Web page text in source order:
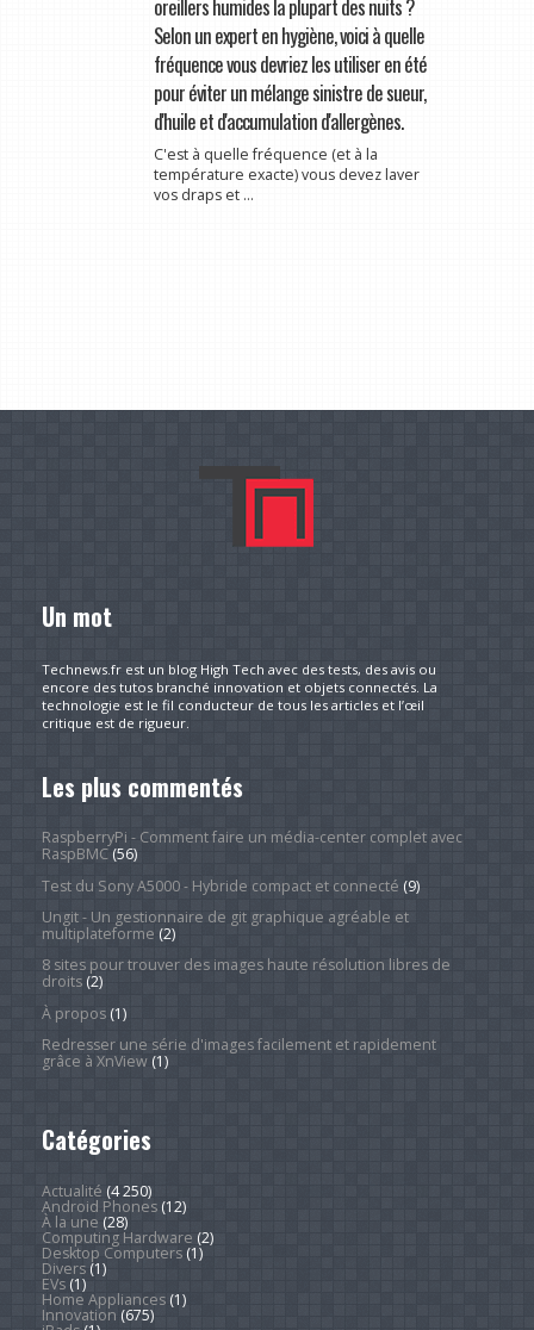
oreillers humides la plupart des nuits ?
Selon un expert en hygiène, voici à quelle
fréquence vous devriez les utiliser en été
pour éviter un mélange sinistre de sueur,
d'huile et d'accumulation d'allergènes.
C'est à quelle fréquence (et à la
température exacte) vous devez laver
vos draps et ...
Un mot
Technews.fr est un blog High Tech avec des tests, des avis ou
encore des tutos branché innovation et objets connectés. La
technologie est le fil conducteur de tous les articles et l’œil
critique est de rigueur.
Les plus commentés
RaspberryPi - Comment faire un média-center complet avec
RaspBMC(56)
Test du Sony A5000 - Hybride compact et connecté (9)
Ungit - Un gestionnaire de git graphique agréable et
multiplateforme (2)
8 sites pour trouver des images haute résolution libres de
droits(2)
À propos(1)
Redresser une série d'images facilement et rapidement
grâce à XnView(1)
Catégories
Actualité (4 250)
Android Phones(12)
À la une (28)
Computing Hardware (2)
Desktop Computers(1)
Divers(1)
EVs(1)
Home Appliances(1)
Innovation (675)